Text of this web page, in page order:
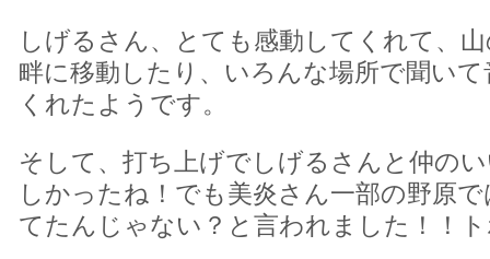
しげるさん、とても感動してくれて、
畔に移動したり、いろんな場所で聞い
くれたようです。
そして、打ち上げでしげるさんと仲の
しかったね！でも美炎さん一部の野原
てたんじゃない？と言われました！！